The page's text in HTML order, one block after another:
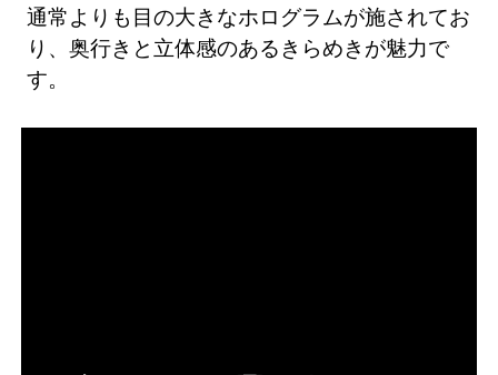
通常よりも目の大きなホログラムが施されてお
り、奥行きと立体感のあるきらめきが魅力で
す。